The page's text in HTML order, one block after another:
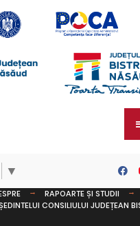
▼
RAPOARTE ȘI STUDII
CONSILIULUI JUDEȚEAN